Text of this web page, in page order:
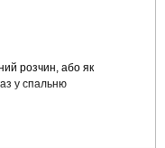
розчин, або як
у спальню